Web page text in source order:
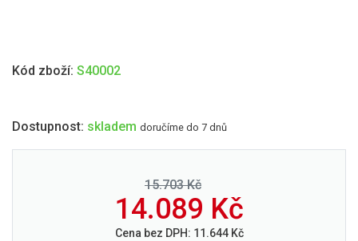
Kód zboží: S40002
Dostupnost: skladem doručíme do 7 dnů
15.703 Kč
14.089 Kč
Cena bez DPH: 11.644Kč